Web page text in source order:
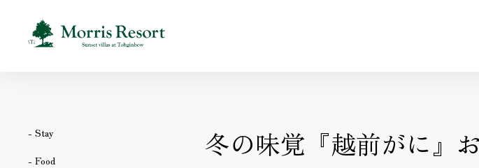
- Stay
- Food
冬の味覚『越前がに』